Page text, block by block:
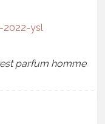
ysl
parfum homme